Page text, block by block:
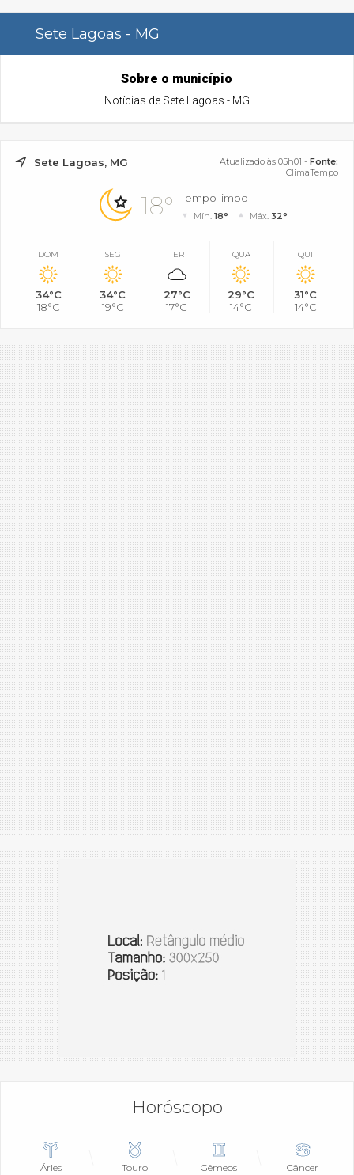
Sete Lagoas - MG
Sobre o município
Notícias de Sete Lagoas - MG
Sete Lagoas, MG Atualizado às 05h01 - Fonte:
ClimaTempo
18° Tempo limpo
Mín.18° Máx. 32°
DOM
34°C
18°C
SEG
34°C
19°C
TER
27°C
17°C
QUA
29°C
14°C
QUI
31°C
14°C
Horóscopo
Áries Touro Gêmeos Câncer